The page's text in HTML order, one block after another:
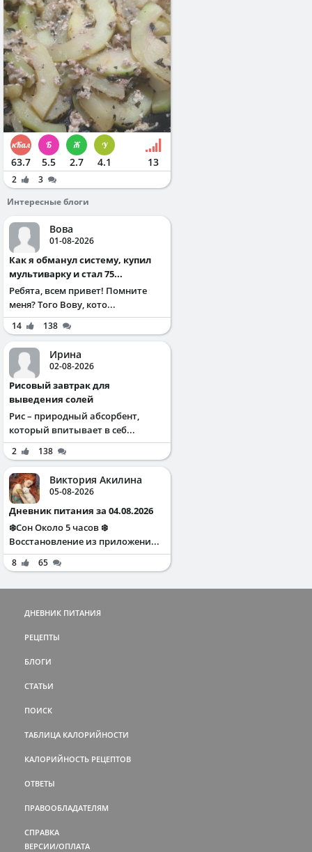
63.7 5.5 2.7 4.1 13
2
3
Интересные блоги
Вова
01-08-2026
Как я обманул систему, купил
мультиварку и стал 75...
Ребята, всем привет! Помните
меня? Того Вову, кото...
14 138
Ирина
02-08-2026
Рисовый завтрак для
выведения солей
Рис – природный абсорбент,
который впитывает в себ...
2 138
Виктория Акилина
05-08-2026
Дневник питания за 04.08.2026
❄️Сон Около 5 часов ❄️
Восстановление из приложени...
8 65
ДНЕВНИК ПИТАНИЯ
РЕЦЕПТЫ
БЛОГИ
СТАТЬИ
ПОИСК
ТАБЛИЦА КАЛОРИЙНОСТИ
КАЛОРИЙНОСТЬ РЕЦЕПТОВ
ОТВЕТЫ
ПРАВООБЛАДАТЕЛЯМ
СПРАВКА
ВЕРСИИ/ОПЛАТА